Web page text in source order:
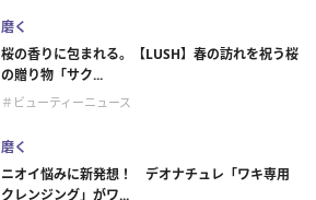
磨く
桜の香りに包まれる。【LUSH】春の訪れを祝う桜
の贈り物「サク...
＃ビューティーニュース
磨く
ニオイ悩みに新発想！ デオナチュレ「ワキ専用
クレンジング」がワ...